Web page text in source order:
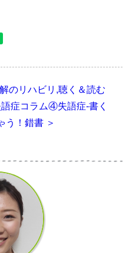
のリハビリ,聴く＆読む
語症コラム④失語症-書く
う！錯書 ＞